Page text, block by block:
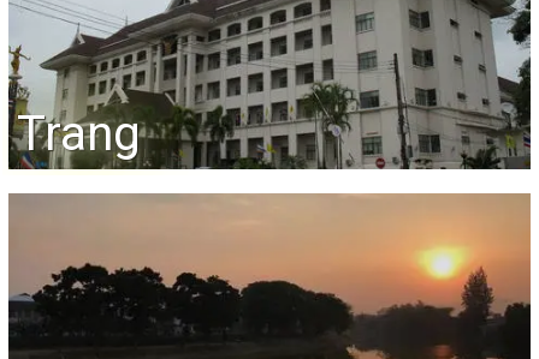
Trang